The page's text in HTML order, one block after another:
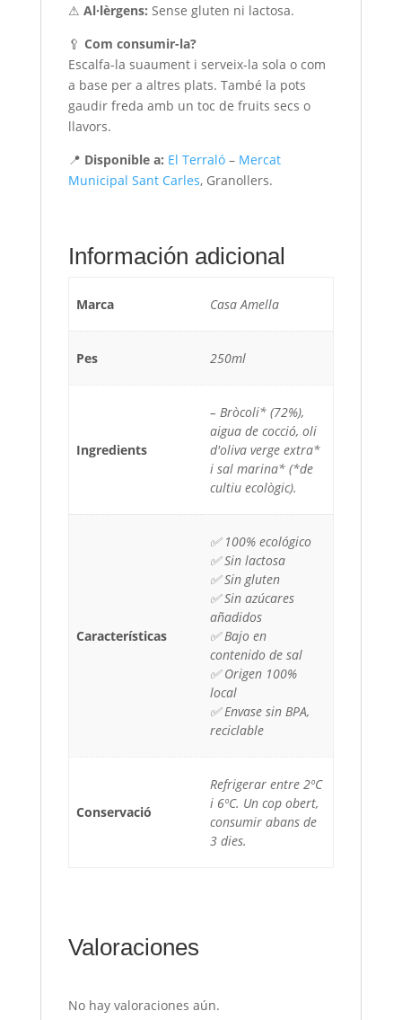
⚠ Al·lèrgens: Sense gluten ni lactosa.
🥄 Com consumir-la?
Escalfa-la suaument i serveix-la sola o com
a base per a altres plats. També la pots
gaudir freda amb un toc de fruits secs o
llavors.
📍 Disponible a: El Terraló– Mercat
Municipal Sant Carles, Granollers.
Información adicional
Marca Casa Amella
Pes 250ml
Ingredients
– Bròcoli* (72%),
aigua de cocció, oli
d'oliva verge extra*
i sal marina* (*de
cultiu ecològic).
Características
✅ 100% ecológico
✅ Sin lactosa
✅ Sin gluten
✅ Sin azúcares
añadidos
✅ Bajo en
contenido de sal
✅ Origen 100%
local
✅ Envase sin BPA,
reciclable
Conservació
Refrigerar entre 2ºC
i 6ºC. Un cop obert,
consumir abans de
3 dies.
Valoraciones
No hay valoraciones aún.